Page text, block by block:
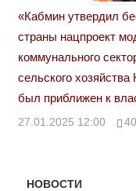
«Кабмин утвердил
страны нацпроект
коммунального
сельского
был приближен к
27.01.2025 12:00
НОВОСТИ